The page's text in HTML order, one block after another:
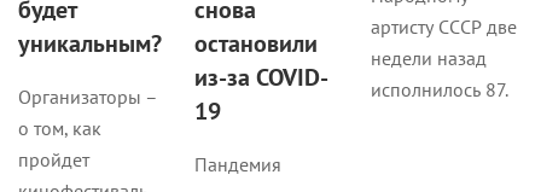
Организаторы –
пройдет
кинофестиваль.
из-за COVID-
19
Пандемия
негативно влиять
недели назад
исполнилось 87.